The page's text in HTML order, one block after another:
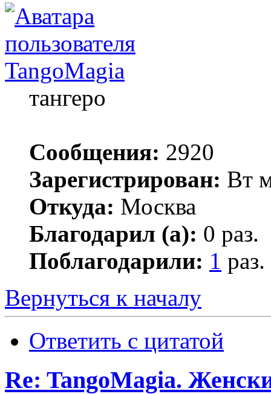
TangoMagia
тангеро
Сообщения: 2920
Зарегистрирован: Вт
Откуда: Москва
Благодарил (а): 0 раз.
Поблагодарили: 1 раз.
Вернуться к началу
Ответить с цитатой
Re: TangoMagia.